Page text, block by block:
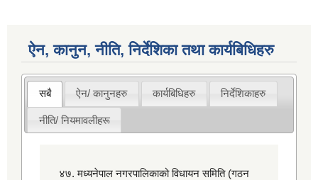
ऐन, कानुन, नीति, निर्देशिका तथा कार्यबिधिहरु
सबै ऐन/ कानुनहरु कार्यबिधिहरु निर्देशिकाहरु
नीति/ नियमावलीहरू
४७. मध्यनेपाल नगरपालिकाको विधायन समिति (गठन